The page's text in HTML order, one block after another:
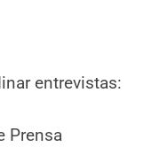
entrevistas:
Prensa